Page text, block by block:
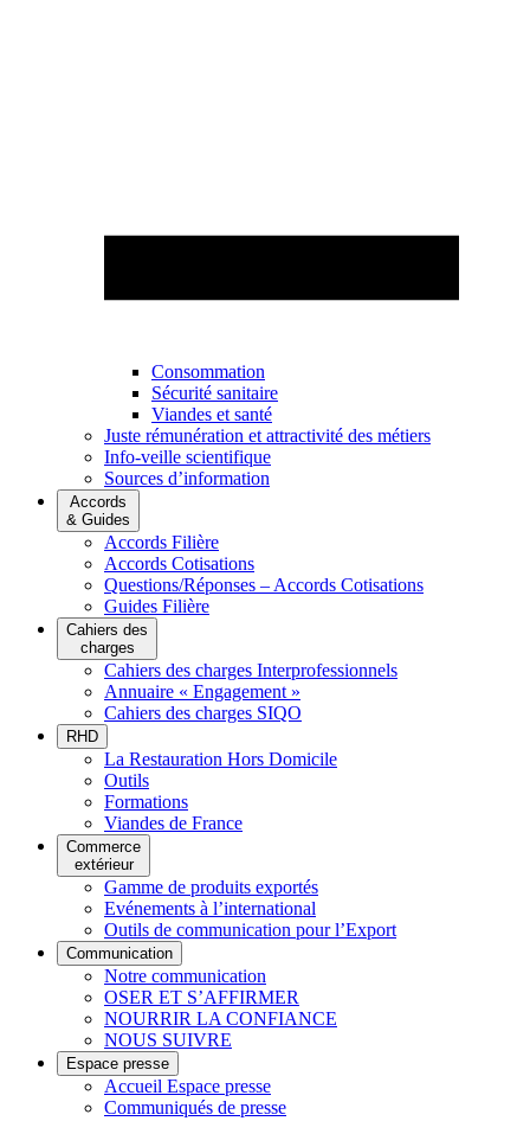
Consommation
Sécurité sanitaire
Viandes et santé
Juste rémunération et attractivité des métiers
Info-veille scientifique
Sources d’information
Accords
& Guides
Accords Filière
Accords Cotisations
Questions/Réponses – Accords Cotisations
Guides Filière
Cahiers des
charges
Cahiers des charges Interprofessionnels
Annuaire « Engagement »
Cahiers des charges SIQO
RHD
La Restauration Hors Domicile
Outils
Formations
Viandes de France
Commerce
extérieur
Gamme de produits exportés
Evénements à l’international
Outils de communication pour l’Export
Communication
Notre communication
OSER ET S’AFFIRMER
NOURRIR LA CONFIANCE
NOUS SUIVRE
Espace presse
Accueil Espace presse
Communiqués de presse